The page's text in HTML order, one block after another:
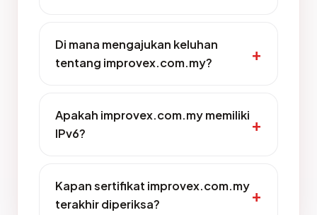
Di mana mengajukan keluhan
tentang improvex.com.my?
Apakah improvex.com.my memiliki
IPv6?
Kapan sertifikat improvex.com.my
terakhir diperiksa?